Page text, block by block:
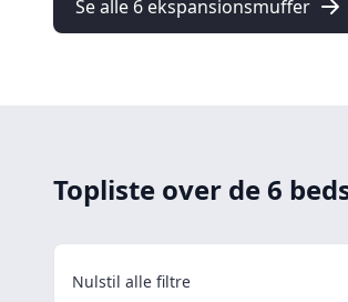
Se alle 6 ekspansionsmuffer
Topliste over de 6
Nulstil alle filtre